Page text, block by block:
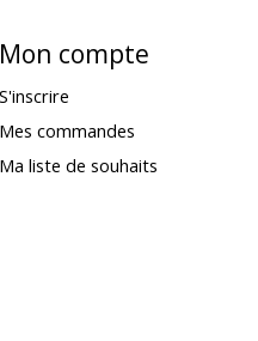
Mon compte
S'inscrire
Mes commandes
Ma liste de souhaits